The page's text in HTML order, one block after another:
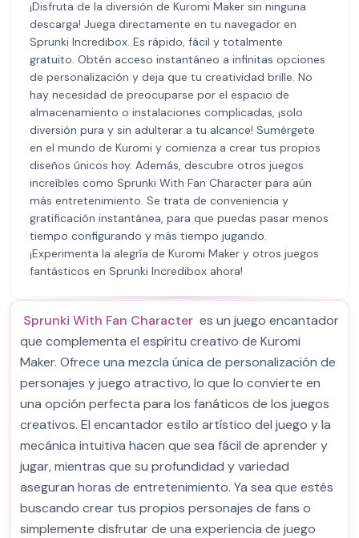
¡Disfruta de la diversión de Kuromi Maker sin ninguna
descarga! Juega directamente en tu navegador en
Sprunki Incredibox. Es rápido, fácil y totalmente
gratuito. Obtén acceso instantáneo a infinitas opciones
de personalización y deja que tu creatividad brille. No
hay necesidad de preocuparse por el espacio de
almacenamiento o instalaciones complicadas, ¡solo
diversión pura y sin adulterar a tu alcance! Sumérgete
en el mundo de Kuromi y comienza a crear tus propios
diseños únicos hoy. Además, descubre otros juegos
increíbles como Sprunki With Fan Character para aún
más entretenimiento. Se trata de conveniencia y
gratificación instantánea, para que puedas pasar menos
tiempo configurando y más tiempo jugando.
¡Experimenta la alegría de Kuromi Maker y otros juegos
fantásticos en Sprunki Incredibox ahora!
Sprunki With Fan Character es un juego encantador
que complementa el espíritu creativo de Kuromi
Maker. Ofrece una mezcla única de personalización de
personajes y juego atractivo, lo que lo convierte en
una opción perfecta para los fanáticos de los juegos
creativos. El encantador estilo artístico del juego y la
mecánica intuitiva hacen que sea fácil de aprender y
jugar, mientras que su profundidad y variedad
aseguran horas de entretenimiento. Ya sea que estés
buscando crear tus propios personajes de fans o
simplemente disfrutar de una experiencia de juego